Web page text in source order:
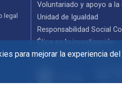
para mejorar la experiencia
legal
Voluntariado y apoyo a la
Unidad de Igualdad
Responsabilidad Social
Ética en la investigación
Informes de rendición de